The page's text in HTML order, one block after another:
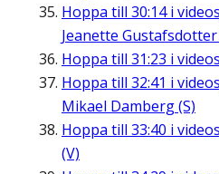
Hoppa till 30:14i
Jeanette Gustafsdotter
Hoppa till 31:23 i
Hoppa till 32:41 i
Mikael Damberg (S)
Hoppa till 33:40 i
(V)